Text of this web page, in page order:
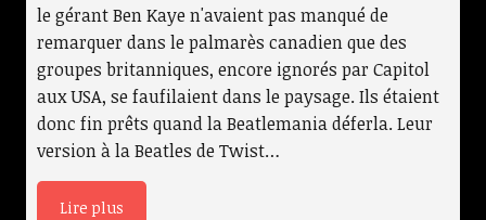
le gérant Ben Kaye n'avaient pas manqué de
remarquer dans le palmarès canadien que des
groupes britanniques, encore ignorés par Capitol
aux USA, se faufilaient dans le paysage. Ils étaient
donc fin prêts quand la Beatlemania déferla. Leur
version à la Beatles de Twist…
Lire plus